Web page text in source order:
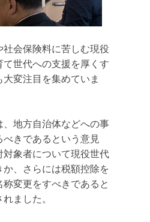
社会保険料に苦しむ現役
世代への支援を厚くす
変注目を集めていま
地方自治体などへの事
きであるという意見
象者について現役世代
、さらには税額控除を
変更をすべきであると
ました。